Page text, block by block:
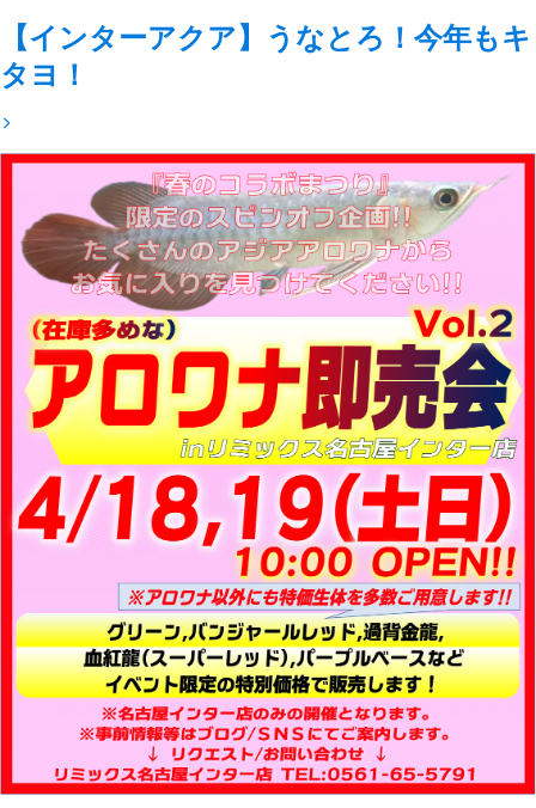
【インターアクア】うなとろ！今年もキ
タヨ！